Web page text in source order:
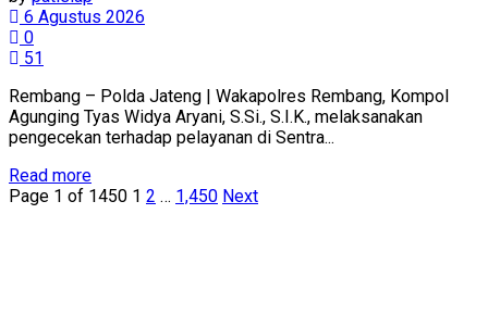
6 Agustus 2026
0
51
Rembang – Polda Jateng | Wakapolres Rembang, Kompol
Agunging Tyas Widya Aryani, S.Si., S.I.K., melaksanakan
pengecekan terhadap pelayanan di Sentra...
Read moreDetails
Page 1 of 1450 1 2 … 1,450 Next